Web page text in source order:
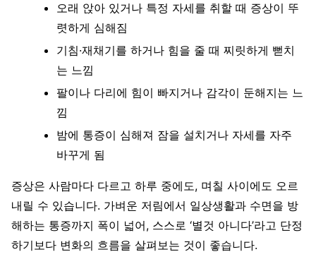
오래 앉아 있거나 특정 자세를 취할 때 증상이 뚜
렷하게 심해짐
기침·재채기를 하거나 힘을 줄 때 찌릿하게 뻗치
는 느낌
팔이나 다리에 힘이 빠지거나 감각이 둔해지는 느
낌
밤에 통증이 심해져 잠을 설치거나 자세를 자주
바꾸게 됨
증상은 사람마다 다르고 하루 중에도, 며칠 사이에도 오르
내릴 수 있습니다. 가벼운 저림에서 일상생활과 수면을 방
해하는 통증까지 폭이 넓어, 스스로 ‘별것 아니다’라고 단정
하기보다 변화의 흐름을 살펴보는 것이 좋습니다.